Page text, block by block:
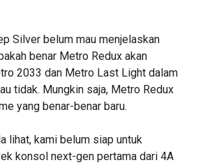
Silver belum mau menjelaskan
benar Metro Redux akan
2033 dan Metro Last Light dalam
tidak. Mungkin saja, Metro Redux
yang benar-benar baru.
lihat, kami belum siap untuk
konsol next-gen pertama dari 4A